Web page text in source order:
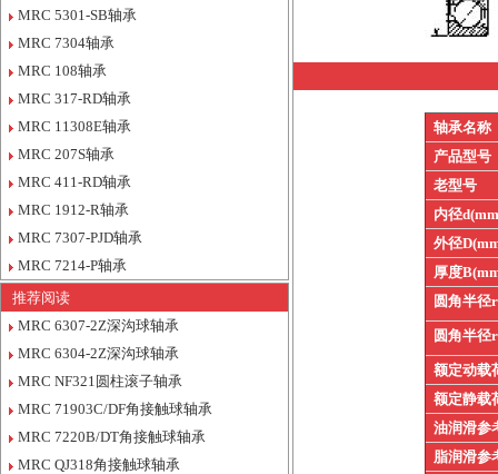
MRC 5301-SB轴承
MRC 7304轴承
MRC 108轴承
MRC 317-RD轴承
MRC 11308E轴承
MRC 207S轴承
MRC 411-RD轴承
MRC 1912-R轴承
MRC 7307-PJD轴承
MRC 7214-P轴承
推荐阅读
MRC 6307-2Z深沟球轴承
MRC 6304-2Z深沟球轴承
MRC NF321圆柱滚子轴承
MRC 71903C/DF角接触球轴承
MRC 7220B/DT角接触球轴承
MRC QJ318角接触球轴承
轴承名称
产品型号
老型号
内径
外径
厚度
圆角半径r
圆角半径r
额定动载
额定静载
油润滑参
脂润滑参